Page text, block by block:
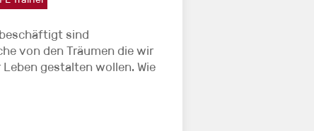
sind
von den Träumen die wir
gestalten wollen. Wie